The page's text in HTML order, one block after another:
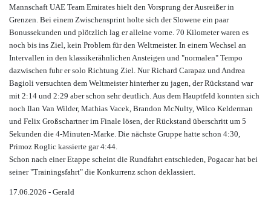
Mannschaft UAE Team Emirates hielt den Vorsprung der Ausreißer in
Grenzen. Bei einem Zwischensprint holte sich der Slowene ein paar
Bonussekunden und plötzlich lag er alleine vorne. 70 Kilometer waren es
noch bis ins Ziel, kein Problem für den Weltmeister. In einem Wechsel an
Intervallen in den klassikerähnlichen Ansteigen und "normalen" Tempo
dazwischen fuhr er solo Richtung Ziel. Nur Richard Carapaz und Andrea
Bagioli versuchten dem Weltmeister hinterher zu jagen, der Rückstand war
mit 2:14 und 2:29 aber schon sehr deutlich. Aus dem Hauptfeld konnten sich
noch Ilan Van Wilder, Mathias Vacek, Brandon McNulty, Wilco Kelderman
und Felix Großschartner im Finale lösen, der Rückstand überschritt um 5
Sekunden die 4-Minuten-Marke. Die nächste Gruppe hatte schon 4:30,
Primoz Roglic kassierte gar 4:44.
Schon nach einer Etappe scheint die Rundfahrt entschieden, Pogacar hat bei
seiner "Trainingsfahrt" die Konkurrenz schon deklassiert.
17.06.2026 - Gerald